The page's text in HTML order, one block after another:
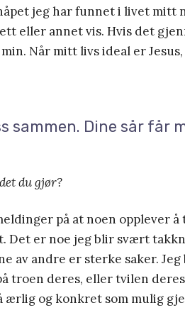
jeg har funnet i livet mitt
eller annet vis. Hvis det
Når mitt livs ideal er
sammen. Dine sår får
du gjør?
på at noen opplever
Det er noe jeg blir svært
av andre er sterke saker.
troen deres, eller tvilen
ærlig og konkret som mulig